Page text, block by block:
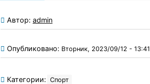
Автор: admin
Опубликовано: Вторник, 2023/09/12 - 13:41
Категории: Спорт